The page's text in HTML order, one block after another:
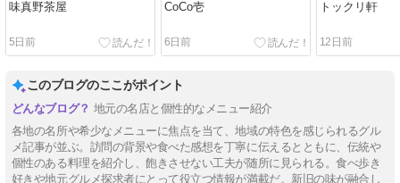
味真野茶屋
5日前
CoCo壱
6日前
トックリ軒
12日前
このブログのここがポイント
地元の名店と個性的なメニュー紹介
各地の名所や希少なメニューに焦点を当て、地域の特色を感じられるグル
メ記事が並ぶ。訪問の背景や食べた感想を丁寧に伝えるとともに、伝統や
個性のある料理を紹介し、飽きさせない工夫が随所に見られる。食べ歩き
好きや地元グルメ探求者にとって役立つ情報が満載だ。新旧の味が融合し